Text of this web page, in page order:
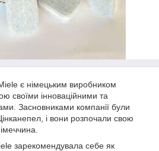
є німецьким виробником
своїми інноваційними та
Засновниками компанії були
і вони розпочали свою
зарекомендувала себе як